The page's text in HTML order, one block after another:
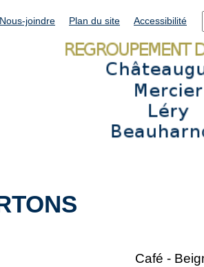
Nous-joindre Plan du site Accessibilité
Café -